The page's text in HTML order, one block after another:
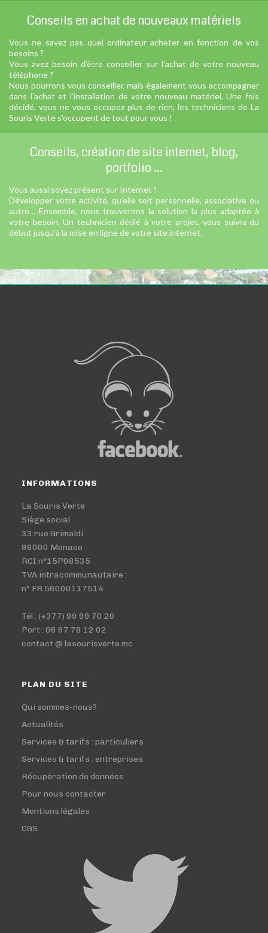
Conseils en achat de nouveaux matériels
Vous ne savez pas quel ordinateur acheter en fonction de vos
besoins ?
Vous avez besoin d’être conseiller sur l’achat de votre nouveau
téléphone ?
Nous pourrons vous conseiller, mais également vous accompagner
dans l’achat et l’installation de votre nouveau matériel. Une fois
décidé, vous ne vous occupez plus de rien, les techniciens de La
Souris Verte s’occupent de tout pour vous !
Conseils, création de site internet, blog,
portfolio ...
Vous aussi soyez présent sur Internet !
Développer votre activité, qu’elle soit personnelle, associative ou
autre… Ensemble, nous trouverons la solution la plus adaptée à
votre besoin. Un technicien dédié à votre projet, vous suivra du
début jusqu’à la mise en ligne de votre site internet.
INFORMATIONS
La Souris Verte
Siège social
33 rue Grimaldi
98000 Monaco
RCI n°15P08535
TVA intracommunautaire :
n° FR 56000117514
Tél : (+377) 99 99 70 20
Port : 06 67 78 12 02
contact @ lasourisverte.mc
PLAN DU SITE
Qui sommes-nous?
Actualités
Services & tarifs : particuliers
Services & tarifs : entreprises
Récupération de données
Pour nous contacter
Mentions légales
CGS